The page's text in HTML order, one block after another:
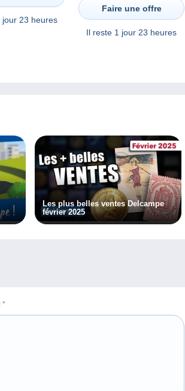
jour 23 heures
25 kg
Faire une offre
Il reste 1 jour 23 heures
Les plus belles ventes Delcampe
février 2025
*